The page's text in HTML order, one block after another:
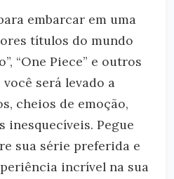
embarcar em uma
títulos do mundo
“One Piece” e outros
será levado a
cheios de emoção,
inesquecíveis. Pegue
sua série preferida e
incrível na sua